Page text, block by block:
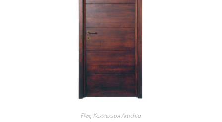
Flex, Коллекция Artichia